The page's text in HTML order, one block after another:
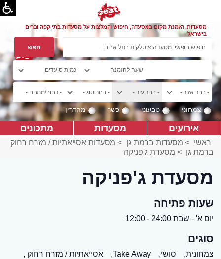
מסעדות, הזמנת מקום במסעדה, חיפוש והמלצות על מסעדות בתי קפה וברים
בישראל
צמחוני טבעוני כשר מהדרין
אירועים מסעדות מתכונים
ראשי > מסעדות ברמת גן > מסעדות אסייאתיות / מזרח רחוק
ברמת גן > מסעדת ג'פניקה
מסעדת ג'פניקה
שעות פתיחה
יום א' - שבת 24:00 - 12:00
סוגים
צמחונית, סושי, Take Away,
אסייאתיות / מזרח רחוק ,